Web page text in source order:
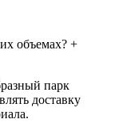
объемах? +
парк
доставку